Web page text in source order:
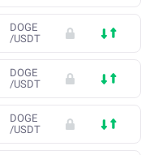
DOGE
/USDT
DOGE
/USDT
DOGE
/USDT